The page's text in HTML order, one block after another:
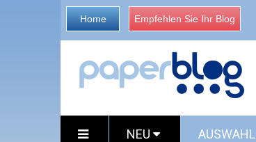
Home Empfehlen Sie Ihr Blog
NEU AUSWAHL